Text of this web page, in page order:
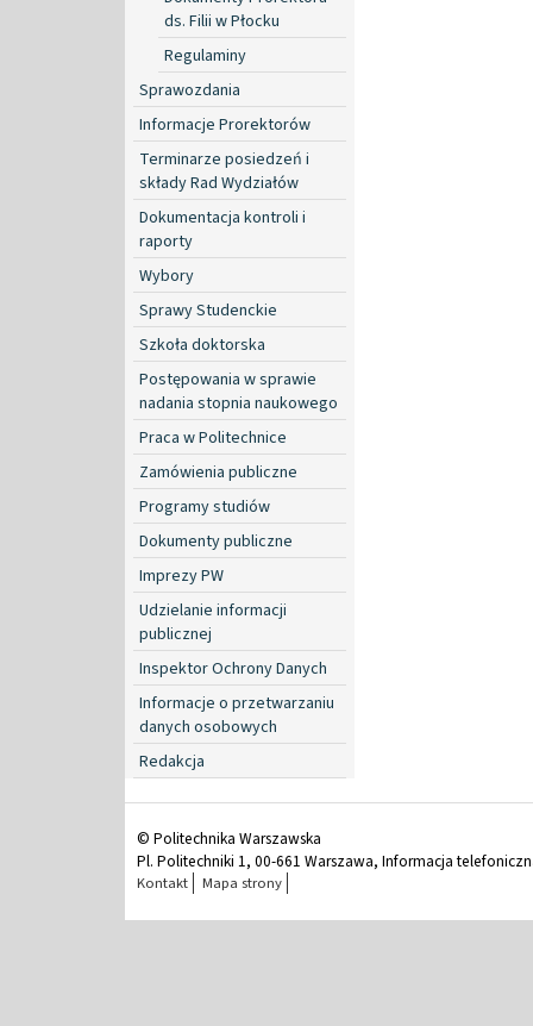
ds. Filii w Płocku
Regulaminy
Sprawozdania
Informacje Prorektorów
Terminarze posiedzeń i
składy Rad Wydziałów
Dokumentacja kontroli i
raporty
Wybory
Sprawy Studenckie
Szkoła doktorska
Postępowania w sprawie
nadania stopnia naukowego
Praca w Politechnice
Zamówienia publiczne
Programy studiów
Dokumenty publiczne
Imprezy PW
Udzielanie informacji
publicznej
Inspektor Ochrony Danych
Informacje o przetwarzaniu
danych osobowych
Redakcja
© Politechnika Warszawska
Pl. Politechniki 1, 00-661 Warszawa, Informacja
Kontakt Mapa strony